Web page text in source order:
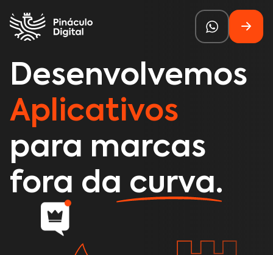
Desenvolvemos
Aplicativos
para marcas
fora da curva.